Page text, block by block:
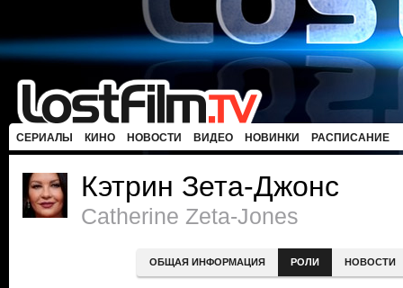
СЕРИАЛЫ КИНО НОВОСТИ ВИДЕО НОВИНКИ РАСПИСАНИЕ
Кэтрин Зета-Джонс
Catherine Zeta-Jones
ОБЩАЯ ИНФОРМАЦИЯ РОЛИ НОВОСТИ